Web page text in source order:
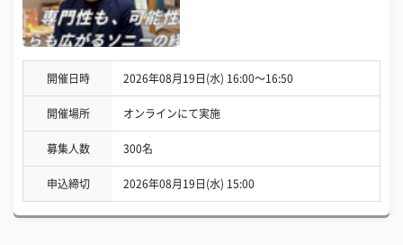
開催日時 2026年08月19日(水) 16:00〜16:50
開催場所 オンラインにて実施
募集人数 300名
申込締切 2026年08月19日(水) 15:00